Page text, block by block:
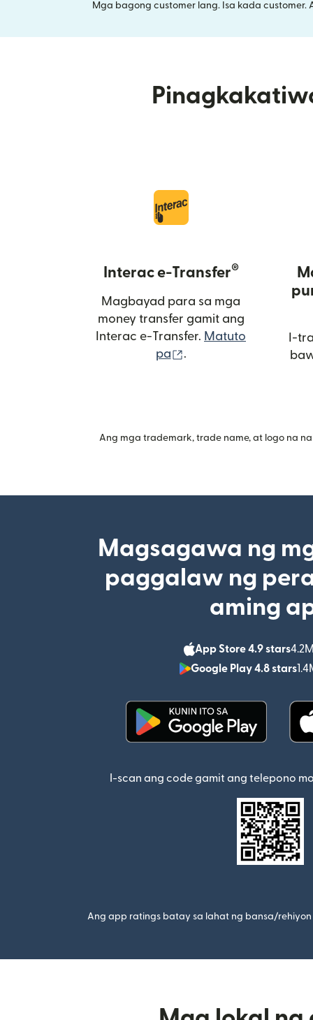
Mga bagong customer lang. Isa kada
Interac e-Transfer®
Magbayad para sa mga
money transfer gamit ang
Interac e-Transfer. Matuto
pa
(bubukas sa bagong
.
I-
Ang mga trademark, trade name, at logo na
Magsagawa ng
paggalaw ng
aming
App Store 4.9 stars
Google Play 4.8 stars
I-scan ang code gamit ang telepono
Ang app ratings batay sa lahat ng bansa/